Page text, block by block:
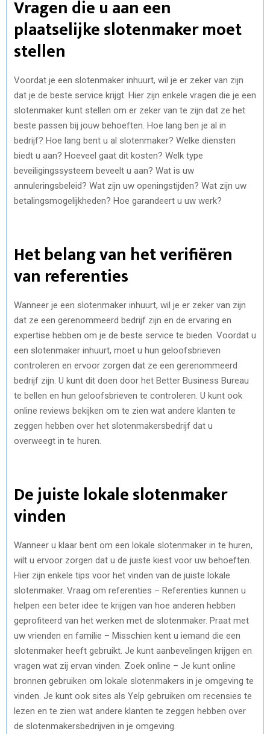
Vragen die u aan een
plaatselijke slotenmaker moet
stellen
Voordat je een slotenmaker inhuurt, wil je er zeker van zijn
dat je de beste service krijgt. Hier zijn enkele vragen die je een
slotenmaker kunt stellen om er zeker van te zijn dat ze het
beste passen bij jouw behoeften. Hoe lang ben je al in
bedrijf? Hoe lang bent u al slotenmaker? Welke diensten
biedt u aan? Hoeveel gaat dit kosten? Welk type
beveiligingssysteem beveelt u aan? Wat is uw
annuleringsbeleid? Wat zijn uw openingstijden? Wat zijn uw
betalingsmogelijkheden? Hoe garandeert u uw werk?
Het belang van het verifiëren
van referenties
Wanneer je een slotenmaker inhuurt, wil je er zeker van zijn
dat ze een gerenommeerd bedrijf zijn en de ervaring en
expertise hebben om je de beste service te bieden. Voordat u
een slotenmaker inhuurt, moet u hun geloofsbrieven
controleren en ervoor zorgen dat ze een gerenommeerd
bedrijf zijn. U kunt dit doen door het Better Business Bureau
te bellen en hun geloofsbrieven te controleren. U kunt ook
online reviews bekijken om te zien wat andere klanten te
zeggen hebben over het slotenmakersbedrijf dat u
overweegt in te huren.
De juiste lokale slotenmaker
vinden
Wanneer u klaar bent om een lokale slotenmaker in te huren,
wilt u ervoor zorgen dat u de juiste kiest voor uw behoeften.
Hier zijn enkele tips voor het vinden van de juiste lokale
slotenmaker. Vraag om referenties – Referenties kunnen u
helpen een beter idee te krijgen van hoe anderen hebben
geprofiteerd van het werken met de slotenmaker. Praat met
uw vrienden en familie – Misschien kent u iemand die een
slotenmaker heeft gebruikt. Je kunt aanbevelingen krijgen en
vragen wat zij ervan vinden. Zoek online – Je kunt online
bronnen gebruiken om lokale slotenmakers in je omgeving te
vinden. Je kunt ook sites als Yelp gebruiken om recensies te
lezen en te zien wat andere klanten te zeggen hebben over
de slotenmakersbedrijven in je omgeving.